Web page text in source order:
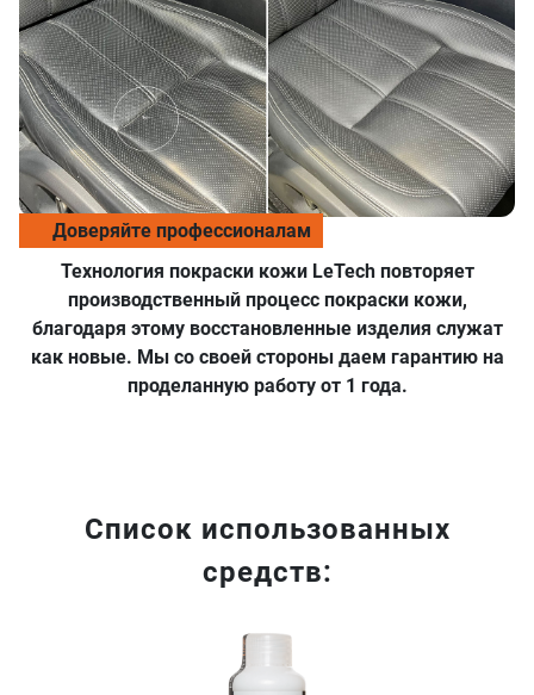
Доверяйте профессионалам
Технология покраски кожи LeTech повторяет
производственный процесс покраски кожи,
благодаря этому восстановленные изделия служат
как новые. Мы со своей стороны даем гарантию на
проделанную работу от 1 года.
Список использованных
средств: